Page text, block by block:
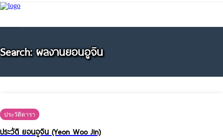
Search: ผลงานยอนอูจิน
ประวัติดารา
ประวัติ ยอนอูจิน (Yeon Woo Jin)